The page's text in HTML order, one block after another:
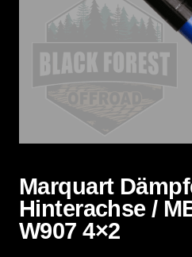
Marquart
Hinterachse /
W907 4×2